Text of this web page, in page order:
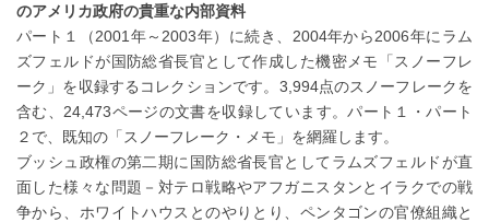
のアメリカ政府の貴重な内部資料
パート１（2001年～2003年）に続き、2004年から2006年にラム
ズフェルドが国防総省長官として作成した機密メモ「スノーフレ
ーク」を収録するコレクションです。3,994点のスノーフレークを
含む、24,473ページの文書を収録しています。パート１・パート
２で、既知の「スノーフレーク・メモ」を網羅します。
ブッシュ政権の第二期に国防総省長官としてラムズフェルドが直
面した様々な問題－対テロ戦略やアフガニスタンとイラクでの戦
争から、ホワイトハウスとのやりとり、ペンタゴンの官僚組織と